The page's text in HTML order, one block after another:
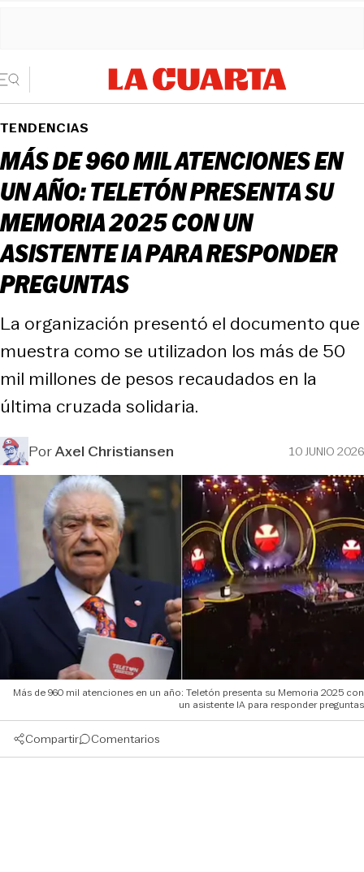
TENDENCIAS
MÁS DE 960 MIL ATENCIONES EN
UN AÑO: TELETÓN PRESENTA SU
MEMORIA 2025 CON UN
ASISTENTE IA PARA RESPONDER
PREGUNTAS
La organización presentó el documento que
muestra como se utilizadon los más de 50
mil millones de pesos recaudados en la
última cruzada solidaria.
PorAxel Christiansen 10 JUNIO 2026
Más de 960 mil atenciones en un año: Teletón presenta su Memoria 2025 con
un asistente IA para responder preguntas
Compartir Comentarios